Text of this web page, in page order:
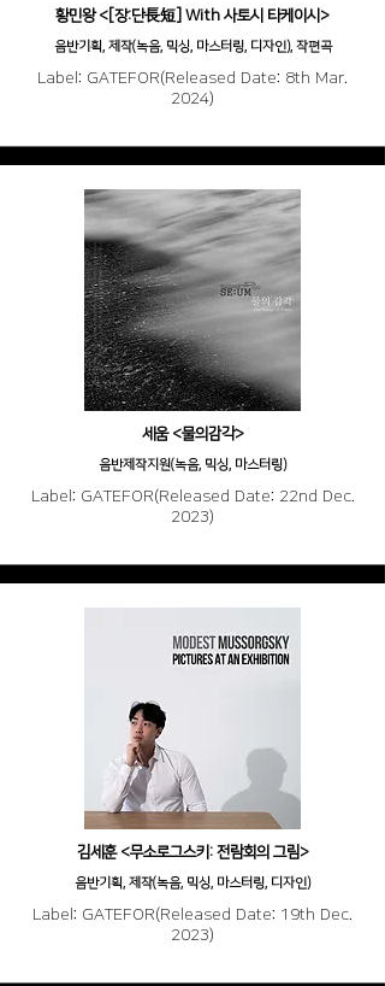
황민왕 <[장:단長短] With 사토시 타케이시>
음반기획, 제작(녹음, 믹싱, 마스터링, 디자인), 작편곡
Label: GATEFOR(Released Date: 8th Mar.
2024)
세움 <물의감각>
음반제작지원(녹음, 믹싱, 마스터링)
Label: GATEFOR(Released Date: 22nd Dec.
2023)
김세훈 <무소로그스키: 전람회의 그림>
음반기획, 제작(녹음, 믹싱, 마스터링, 디자인)
Label: GATEFOR(Released Date: 19th Dec.
2023)